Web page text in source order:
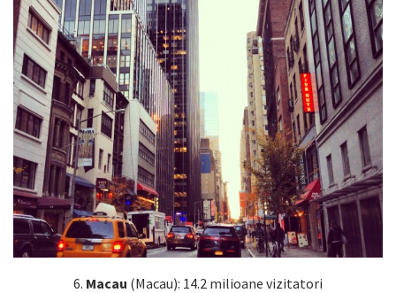
6. Macau (Macau): 14.2 milioane vizitatori